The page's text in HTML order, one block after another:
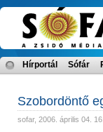
Hírportál Sófár
Szobordöntő
sofar, 2006. április 04.